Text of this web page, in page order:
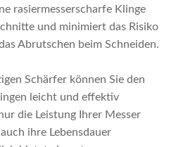
rasiermesserscharfe Klinge
und minimiert das Risiko
Abrutschen beim Schneiden.
Schärfer können Sie den
leicht und effektiv
die Leistung Ihrer Messer
ihre Lebensdauer